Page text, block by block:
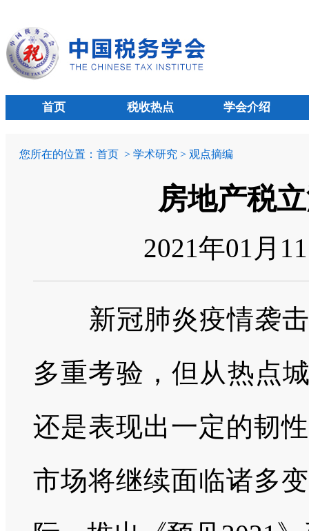
首页 税收热点 学会介绍
您所在的位置： 首页 > 学术研究 > 观点摘编
房地产税
2021年01月
新冠肺炎疫情袭
多重考验，但从热点
还是表现出一定的韧
市场将继续面临诸多